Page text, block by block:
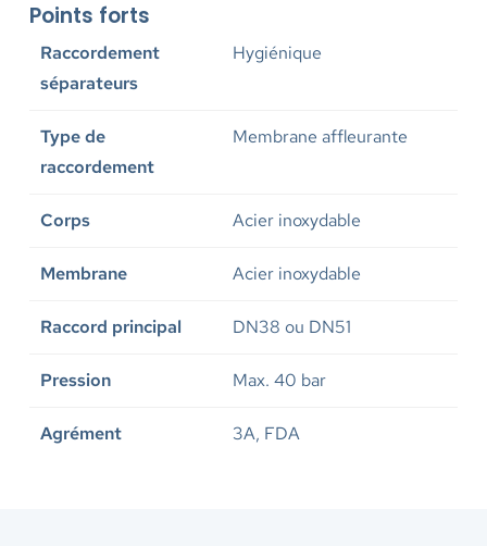
Points forts
Raccordement
séparateurs
Hygiénique
Type de
raccordement
Membrane affleurante
Corps Acier inoxydable
Membrane Acier inoxydable
Raccord principal DN38 ou DN51
Pression Max. 40 bar
Agrément 3A, FDA